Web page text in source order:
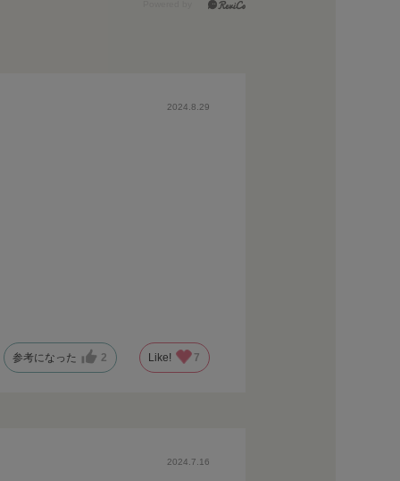
2024.8.29
参考になった 2 Like! 7
2024.7.16